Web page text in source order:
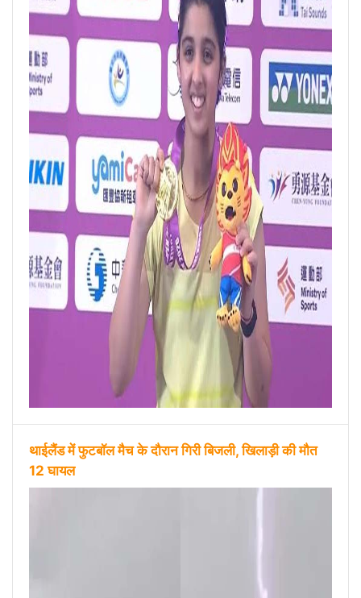
थाईलैंड में फुटबॉल मैच के दौरान गिरी बिजली, खिलाड़ी की मौत
12 घायल